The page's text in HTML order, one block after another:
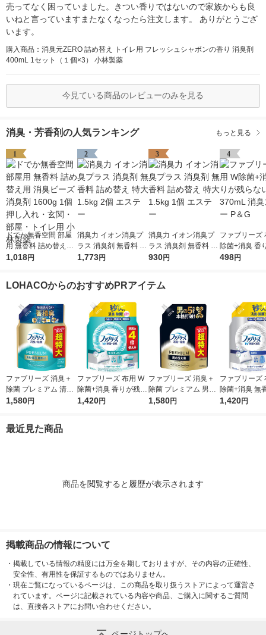
売ってなく困っていました。きつい香りではないので家族からも良
いねと言っていますまたなくなったら注文します。 ありがとうござ
います。
購入商品：消臭元ZERO 詰め替え トイレ用 フレッシュシャボンの香り 消臭剤
400mL 1セット（１個×3） 小林製薬
今見ている商品のレビューのみを見る
消臭・芳香剤の人気ランキング もっと見る
1
ドでか無香空間 部屋
用 無香料 詰め替え用
消臭ビーズ 消臭剤 16
小林製薬
1,018円
2
消臭力 イオン消臭プ
ラス 消臭剤 無香料 詰
め替え 特大 1.5kg 2個
1,773円
3
消臭力 イオン消臭プ
ラス 消臭剤 無香料 詰
め替え 特大 1.5kg 1個
930円
4
ファブリーズ
除菌+消臭 香
ない 本体
498円
LOHACOからのおすすめPRアイテム
ファブリーズ 消臭＋
除菌 プレミアム 清潔
なランドリーの香り
同会社
1,580円
ファブリーズ 布用 W
除菌+消臭 香りが残ら
ない 詰め替え 特大 12
1,420円
ファブリーズ 消臭＋
除菌 プレミアム 男の
5大臭クールアクア 詰
1,580円
ファブリーズ
除菌+消臭 無
ルコール成分
1,420円
最近見た商品
商品を閲覧すると履歴が表示されます
掲載商品の情報について
・ 掲載している情報の精度には万全を期しておりますが、その内容の正確性、
安全性、有用性を保証するものではありません。
・ 現在ご覧になっているページは、この商品を取り扱うストアによって運営さ
れています。ページに記載されている内容や商品、ご購入に関するご質問
は、直接各ストアにお問い合わせください。